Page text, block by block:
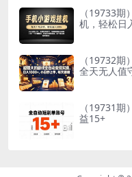
（19733
机，轻松日
（19732
全天无人值
（19731
益15+